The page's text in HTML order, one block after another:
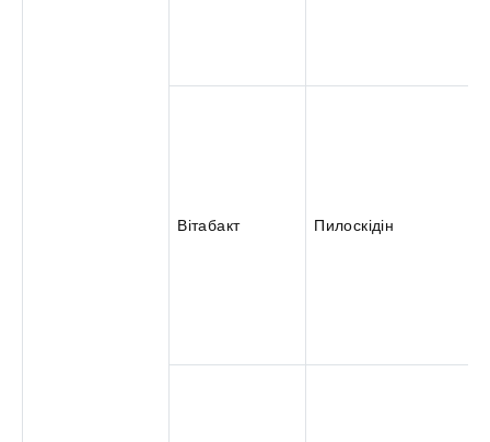
Вітабакт Пилоскідін